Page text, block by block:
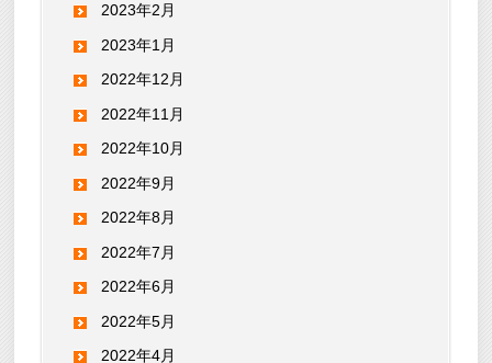
2023年2月
2023年1月
2022年12月
2022年11月
2022年10月
2022年9月
2022年8月
2022年7月
2022年6月
2022年5月
2022年4月